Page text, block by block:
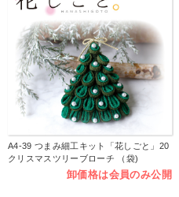
A4-39 つまみ細工キット「花しごと」20
クリスマスツリーブローチ （袋)
卸価格は会員のみ公開